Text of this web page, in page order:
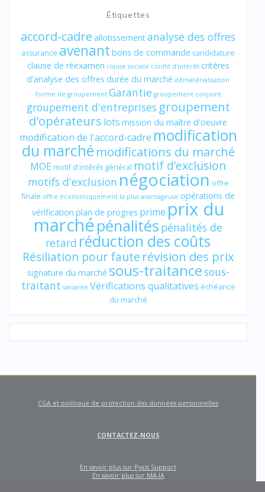
Étiquettes
accord-cadre allotissementanalyse des offres
assurance avenant bons de commande candidature
clause de réexamen clause sociale conflit d'intérêt critères
d'analyse des offres durée du marché dématérialisation
forme de groupement Garantie groupement conjoint
groupement d'entreprises groupement
d'opérateurs lots mission du maître d'oeuvre
modification de l'accord-cadre modification
du marché modifications du marché
MOE motif d'intérêt général motif d’exclusion
motifs d'exclusion négociation offre
finale offre économiquement la plus avantageuse opérations de
vérification plan de progres prime prix du
marchépénalités pénalités de
retard réduction des coûts
Résiliation pour faute révision des prix
signature du marché sous-traitancesous-
traitant variante Vérifications qualitatives échéance
du marché
CGA et politique de protection des données personnelles
CONTACTEZ-NOUS
En savoir plus sur Pyxis Support
En savoir plus sur MA-IA